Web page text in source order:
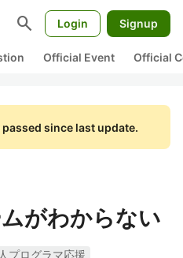
search Login Signup
Official Event Official
since last update.
がわからない
プログラマ応援